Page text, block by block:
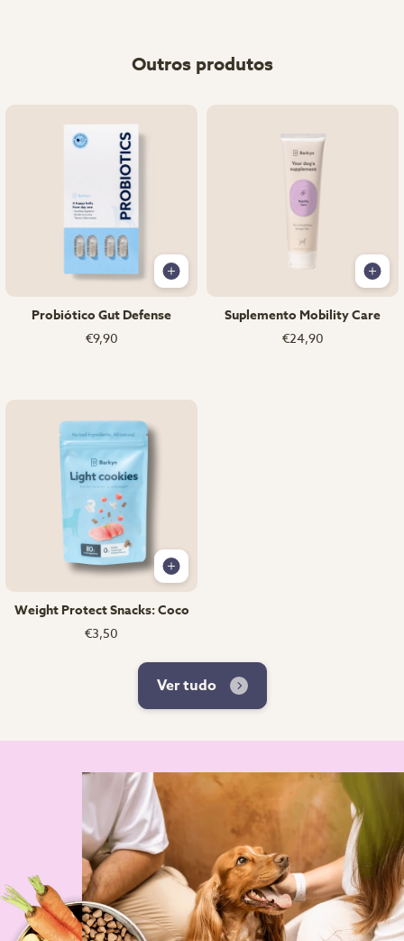
Outros produtos
Probiótico Gut Defense
€9,90
Suplemento Mobility Care
€24,90
Weight Protect Snacks: Coco
€3,50
Ver tudo